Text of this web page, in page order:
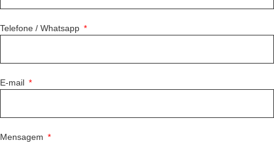
Telefone / Whatsapp
E-mail
Mensagem